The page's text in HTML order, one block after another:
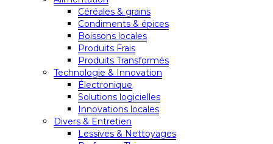
Céréales & grains
Condiments & épices
Boissons locales
Produits Frais
Produits Transformés
Technologie & Innovation
Électronique
Solutions logicielles
Innovations locales
Divers & Entretien
Lessives & Nettoyages